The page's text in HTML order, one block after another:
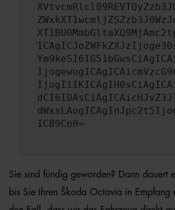
ICB9Cn0=
Sie sind fündig geworden? Dann dauert
bis Sie Ihren Škoda Octavia in Empfang